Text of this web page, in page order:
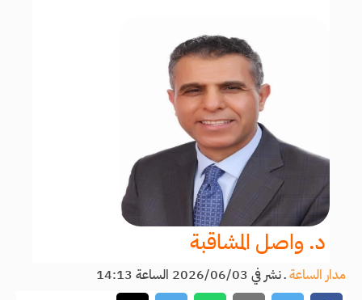
د. واصل المشاقبة
مدار الساعةـنشر في 2026/06/03 الساعة 14:13